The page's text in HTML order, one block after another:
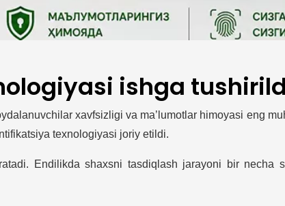
ishga
xavfsizligi va ma’lumotlar himoyasi eng
texnologiyasi joriy etildi.
Endilikda shaxsni tasdiqlash jarayoni bir necha